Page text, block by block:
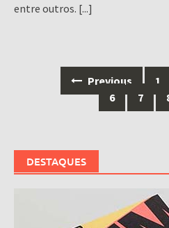
entre outros. [...]
navigation
Previous 1
6
7
DESTAQUES